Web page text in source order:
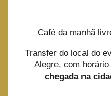
Café da manhã
Transfer do local do
Alegre, com
chegada na